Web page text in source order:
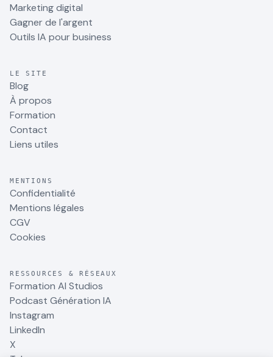
Marketing digital
Gagner de l'argent
Outils IA pour business
LE SITE
Blog
À propos
Formation
Contact
Liens utiles
MENTIONS
Confidentialité
Mentions légales
CGV
Cookies
RESSOURCES & RÉSEAUX
Formation AI Studios
Podcast Génération IA
Instagram
LinkedIn
X